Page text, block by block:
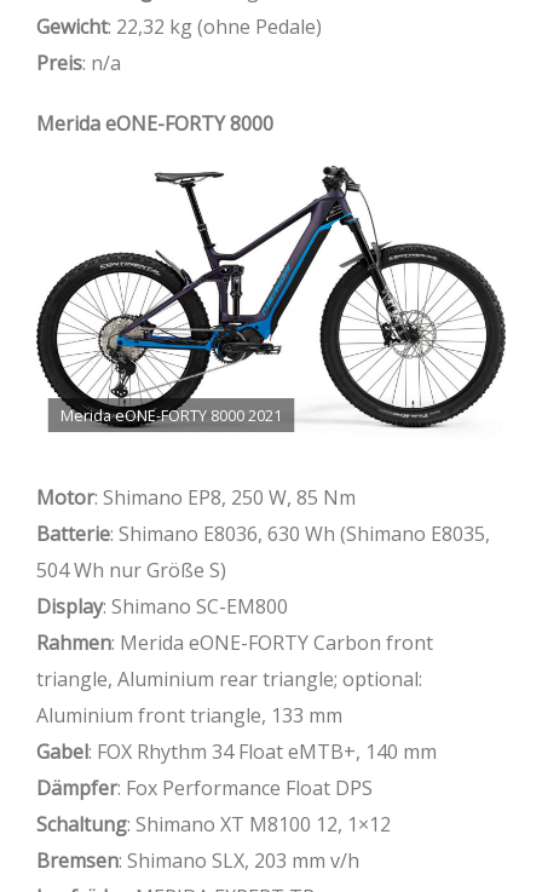
Gewicht: 22,32 kg (ohne Pedale)
Preis: n/a
Merida eONE-FORTY 8000
Merida eONE-FORTY 8000 2021
Motor: Shimano EP8, 250 W, 85 Nm
Batterie: Shimano E8036, 630 Wh (Shimano E8035,
504 Wh nur Größe S)
Display: Shimano SC-EM800
Rahmen: Merida eONE-FORTY Carbon front
triangle, Aluminium rear triangle; optional:
Aluminium front triangle, 133 mm
Gabel: FOX Rhythm 34 Float eMTB+, 140 mm
Dämpfer: Fox Performance Float DPS
Schaltung: Shimano XT M8100 12, 1×12
Bremsen: Shimano SLX, 203 mm v/h